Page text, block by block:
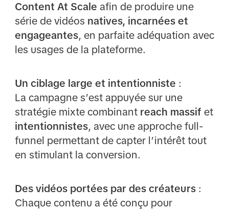
Content At Scale afin de produire une
série de vidéos natives, incarnées et
engageantes, en parfaite adéquation avec
les usages de la plateforme.
Un ciblage large et intentionniste :
La campagne s’est appuyée sur une
stratégie mixte combinant reach massif et
intentionnistes, avec une approche full-
funnel permettant de capter l’intérêt tout
en stimulant la conversion.
Des vidéos portées par des créateurs:
Chaque contenu a été conçu pour